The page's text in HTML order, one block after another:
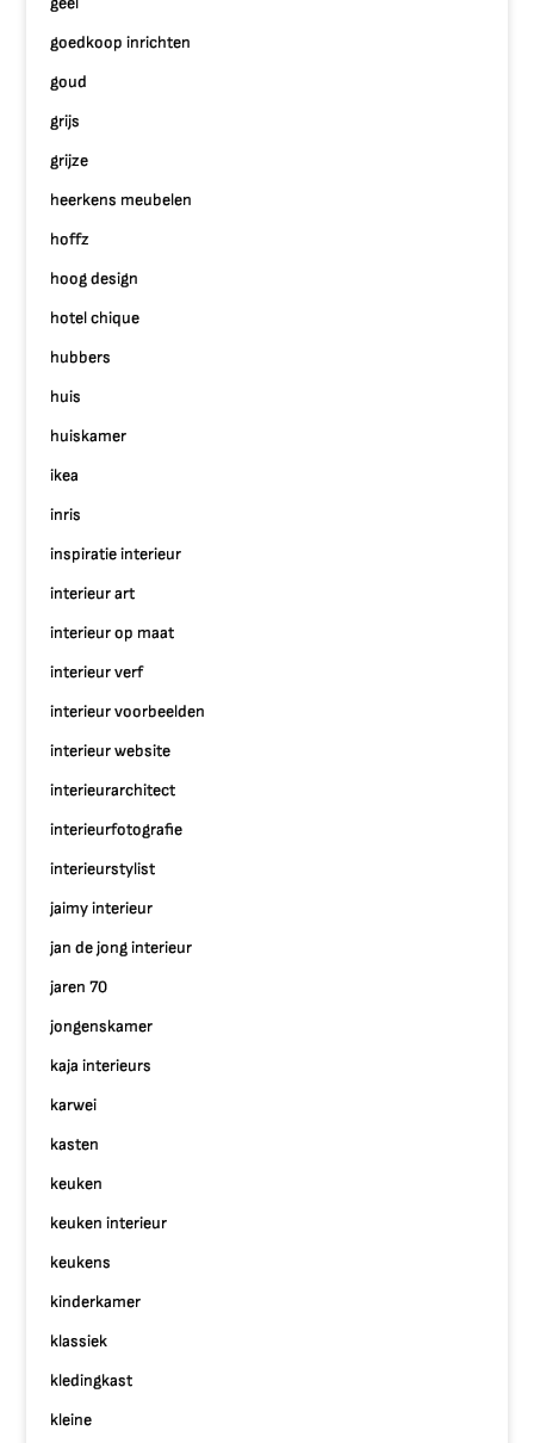
goedkoop inrichten
goud
grijs
grijze
heerkens meubelen
hoffz
hoog design
hotel chique
hubbers
huis
huiskamer
ikea
inris
inspiratie interieur
interieur art
interieur op maat
interieur verf
interieur voorbeelden
interieur website
interieurarchitect
interieurfotografie
interieurstylist
jaimy interieur
jan de jong interieur
jaren 70
jongenskamer
kaja interieurs
karwei
kasten
keuken
keuken interieur
keukens
kinderkamer
klassiek
kledingkast
kleine